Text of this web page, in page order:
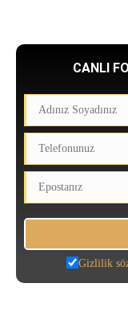
CANLI
Gizlilik